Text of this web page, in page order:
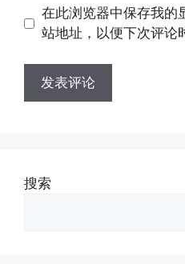
址
址
在此浏览器中保存我的
站地址，以便下次评论
搜索